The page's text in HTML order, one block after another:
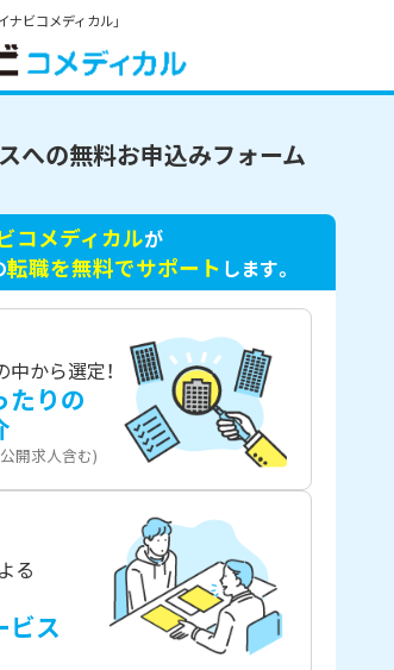
ナビコメディカル」
への無料お申込みフォーム
コメディカルが
転職を無料でサポート します。
中から選定！
たりの
開求人含む)
る
ビス